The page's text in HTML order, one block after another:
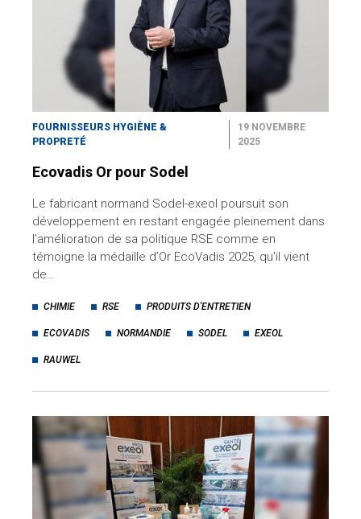
FOURNISSEURS HYGIÈNE &
PROPRETÉ
19 NOVEMBRE
2025
Ecovadis Or pour Sodel
Le fabricant normand Sodel-exeol poursuit son
développement en restant engagée pleinement dans
l’amélioration de sa politique RSE comme en
témoigne la médaille d’Or EcoVadis 2025, qu'il vient
de…
CHIMIE RSE PRODUITS D'ENTRETIEN
ECOVADIS NORMANDIE SODEL EXEOL
RAUWEL